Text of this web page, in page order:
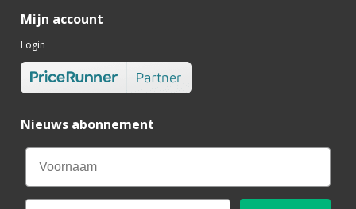
Mijn account
Login
Nieuws abonnement
Email